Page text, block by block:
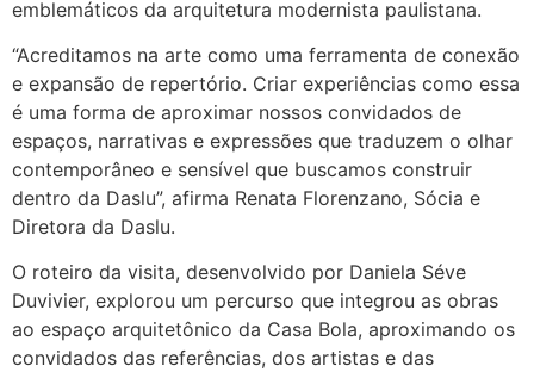
emblemáticos da arquitetura modernista paulistana.
“Acreditamos na arte como uma ferramenta de conexão
e expansão de repertório. Criar experiências como essa
é uma forma de aproximar nossos convidados de
espaços, narrativas e expressões que traduzem o olhar
contemporâneo e sensível que buscamos construir
dentro da Daslu”, afirma Renata Florenzano, Sócia e
Diretora da Daslu.
O roteiro da visita, desenvolvido por Daniela Séve
Duvivier, explorou um percurso que integrou as obras
ao espaço arquitetônico da Casa Bola, aproximando os
convidados das referências, dos artistas e das